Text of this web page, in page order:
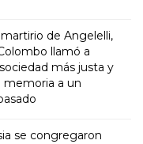
de Angelelli,
llamó a
más justa y
memoria a un
se congregaron